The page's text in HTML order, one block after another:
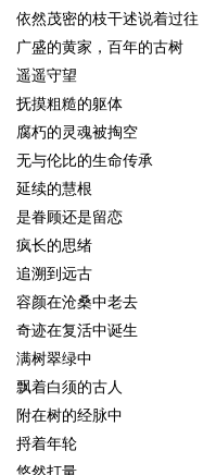
依然茂密的枝干述说着过往
广盛的黄家，百年的古树
遥遥守望
抚摸粗糙的躯体
腐朽的灵魂被掏空
无与伦比的生命传承
延续的慧根
是眷顾还是留恋
疯长的思绪
追溯到远古
容颜在沧桑中老去
奇迹在复活中诞生
满树翠绿中
飘着白须的古人
附在树的经脉中
捋着年轮